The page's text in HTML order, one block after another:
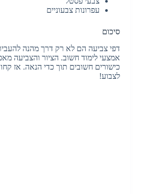
עפרונות צבעוניים
סיכום
דפי צביעה הם לא רק דרך מהנה
אמצעי לימוד חשוב. הציור והצביעה
כישורים חשובים תוך כדי הנאה. אז
לצבוע!